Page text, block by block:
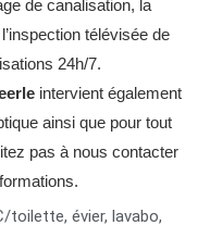
de canalisation, la
télévisée de
24h/7.
intervient également
ainsi que pour tout
pas à nous contacter
toilette, évier, lavabo,